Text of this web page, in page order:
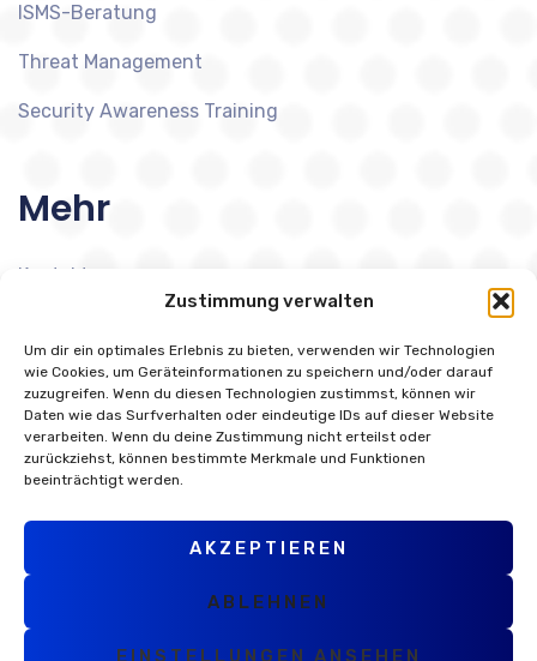
Zustimmung verwalten
Um dir ein optimales Erlebnis zu bieten, verwenden wir Technologien
wie Cookies, um Geräteinformationen zu speichern und/oder darauf
zuzugreifen. Wenn du diesen Technologien zustimmst, können wir
Daten wie das Surfverhalten oder eindeutige IDs auf dieser Website
verarbeiten. Wenn du deine Zustimmung nicht erteilst oder
zurückziehst, können bestimmte Merkmale und Funktionen
beeinträchtigt werden.
AKZEPTIEREN
ABLEHNEN
EINSTELLUNGEN ANSEHEN
ISMS-Beratung
Threat Management
Security Awareness Training
Mehr
Kontakt
Kostenlose IT-Security Beratung
Datenschutzerklärung
Impressum
Cookie-Richtlinie (EU)